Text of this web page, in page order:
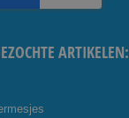
ARTIKELEN: